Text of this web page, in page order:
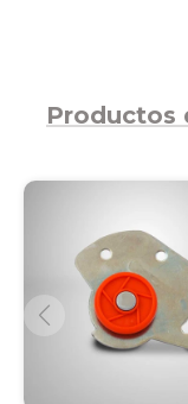
Productos